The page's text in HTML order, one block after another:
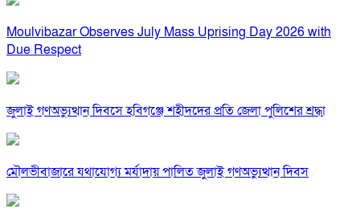
Moulvibazar Observes July Mass Uprising Day 2026 with
Due Respect
জুলাই গণঅভ্যুত্থান দিবসে হবিগঞ্জে শহীদদের প্রতি জেলা পুলিশের শ্রদ্ধা
মৌলভীবাজারে যথাযোগ্য মর্যাদায় পালিত জুলাই গণঅভ্যুত্থান দিবস